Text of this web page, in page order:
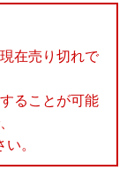
在売り切れで
ることが可能
。